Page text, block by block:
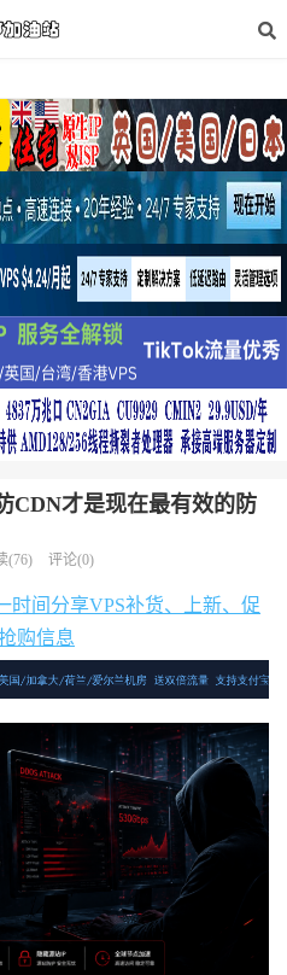
CDN才是现在最有效的防
(76) 评论(0)
时间分享VPS补货、上新、促
购信息